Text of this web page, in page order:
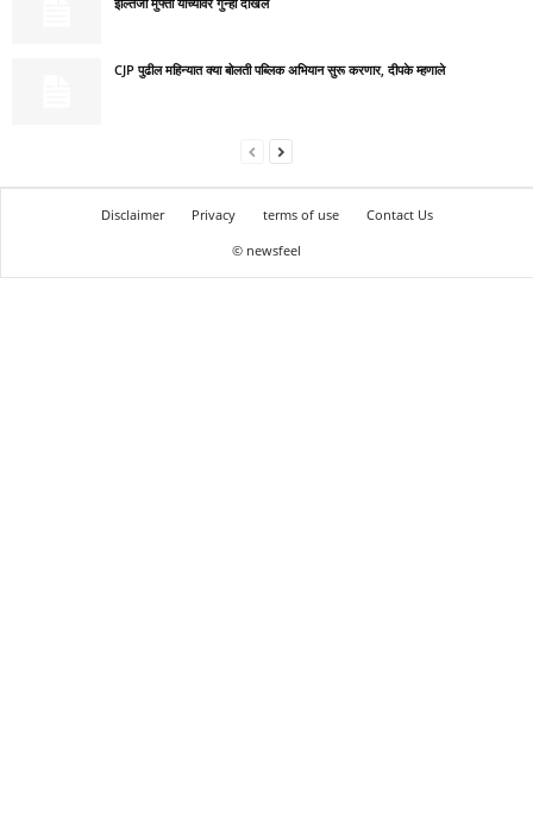
CJP पुढील महिन्यात क्या बोलती पब्लिक अभियान सुरू करणार, दीपके म्हणाले
Disclaimer Privacy terms of use
Contact Us
© newsfeel